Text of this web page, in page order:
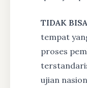
TIDAK BISA
tempat
proses
ujian